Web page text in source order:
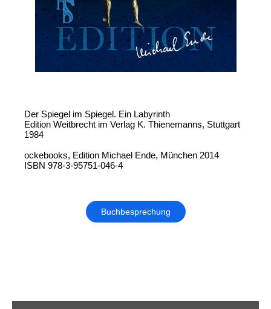
Der Spiegel im Spiegel. Ein Labyrinth
Edition Weitbrecht im Verlag K. Thienemanns, Stuttgart
1984
ockebooks, Edition Michael Ende, München 2014
ISBN 978-3-95751-046-4
Buchbesprechung